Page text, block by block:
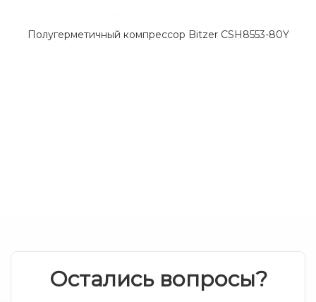
Полугерметичный компрессор Bitzer CSH8553-80Y
Остались вопросы?